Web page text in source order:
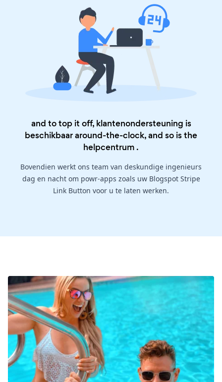
and to top it off, klantenondersteuning is
beschikbaar around-the-clock, and so is the
helpcentrum .
Bovendien werkt ons team van deskundige ingenieurs
dag en nacht om powr-apps zoals uw Blogspot Stripe
Link Button voor u te laten werken.